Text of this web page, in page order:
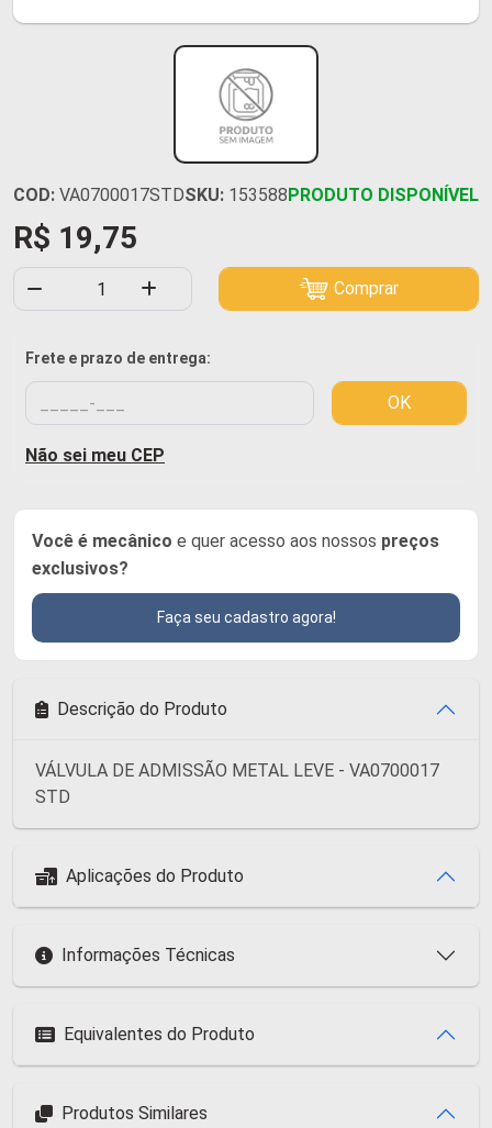
COD: VA0700017STDSKU: 153588PRODUTO DISPONÍVEL
R$ 19,75
Comprar
Frete e prazo de entrega:
OK
Não sei meu CEP
Você é mecânico e quer acesso aos nossos preços
exclusivos?
Faça seu cadastro agora!
Descrição do Produto
VÁLVULA DE ADMISSÃO METAL LEVE - VA0700017
STD
Aplicações do Produto
Informações Técnicas
Equivalentes do Produto
Produtos Similares